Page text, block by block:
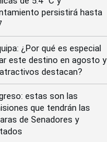
persistirá hasta
¿Por qué es especial
este destino en agosto y
destacan?
estas son las
que tendrán las
de Senadores y